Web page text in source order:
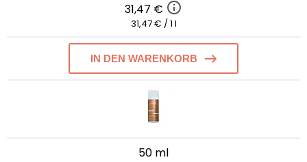
31,47 €
31,47 € / 1 l
IN DEN WARENKORB
50 ml